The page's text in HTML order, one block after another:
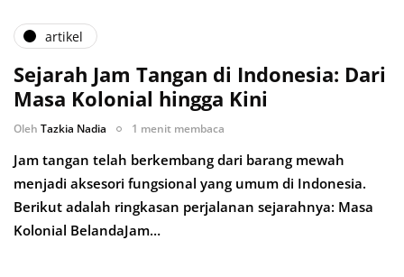
artikel
Sejarah Jam Tangan di Indonesia: Dari
Masa Kolonial hingga Kini
Oleh Tazkia Nadia 1 menit membaca
Jam tangan telah berkembang dari barang mewah
menjadi aksesori fungsional yang umum di Indonesia.
Berikut adalah ringkasan perjalanan sejarahnya: Masa
Kolonial BelandaJam…